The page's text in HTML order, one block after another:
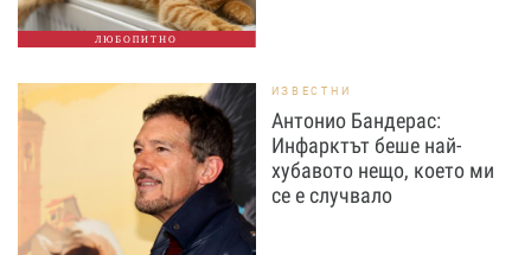
ЛЮБОПИТНО
ИЗВЕСТНИ
Антонио Бандерас:
Инфарктът беше най-
хубавото нещо, което ми
се е случвало